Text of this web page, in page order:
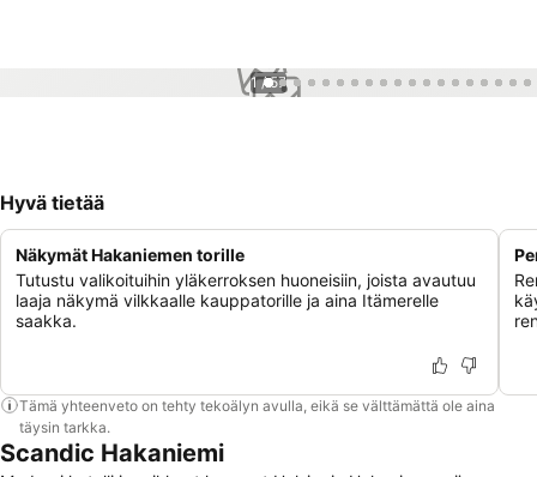
1 / 57
Hyvä tietää
Näkymät Hakaniemen torille
Tutustu valikoituihin yläkerroksen huoneisiin, joista avautuu
laaja näkymä vilkkaalle kauppatorille ja aina Itämerelle
saakka.
Tämä yhteenveto on tehty tekoälyn avulla, eikä se välttämättä ole aina
täysin tarkka.
Scandic Hakaniemi